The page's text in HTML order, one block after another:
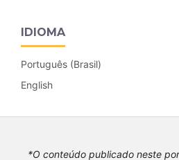
IDIOMA
Português (Brasil)
English
*O conteúdo publicado neste